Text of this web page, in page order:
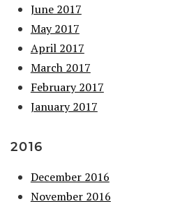
June 2017
May 2017
April 2017
March 2017
February 2017
January 2017
2016
December 2016
November 2016